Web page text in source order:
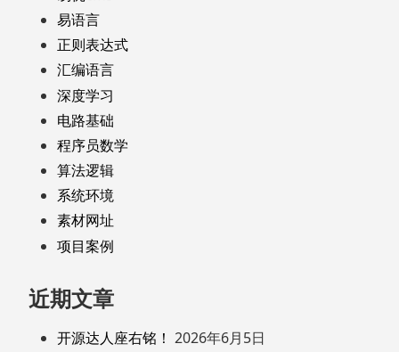
易语言
正则表达式
汇编语言
深度学习
电路基础
程序员数学
算法逻辑
系统环境
素材网址
项目案例
近期文章
开源达人座右铭！ 2026年6月5日